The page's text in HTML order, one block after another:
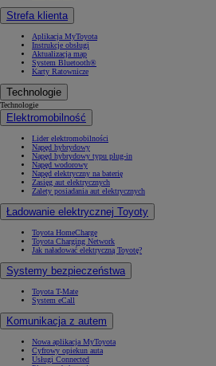
Strefa klienta
Aplikacja MyToyota
Instrukcje obsługi
Aktualizacja map
System Bluetooth®
Karty Ratownicze
Technologie
Technologie
Elektromobilność
Lider elektromobilności
Napęd hybrydowy
Napęd hybrydowy typu plug-in
Napęd wodorowy
Napęd elektryczny na baterię
Zasięg aut elektrycznych
Zalety posiadania aut elektrycznych
Ładowanie elektrycznej Toyoty
Toyota HomeCharge
Toyota Charging Network
Jak naładować elektryczną Toyotę?
Systemy bezpieczeństwa
Toyota T-Mate
System eCall
Komunikacja z autem
Nowa aplikacja MyToyota
Cyfrowy opiekun auta
Usługi Connected